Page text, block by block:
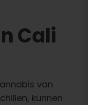
Cali
van
kunnen